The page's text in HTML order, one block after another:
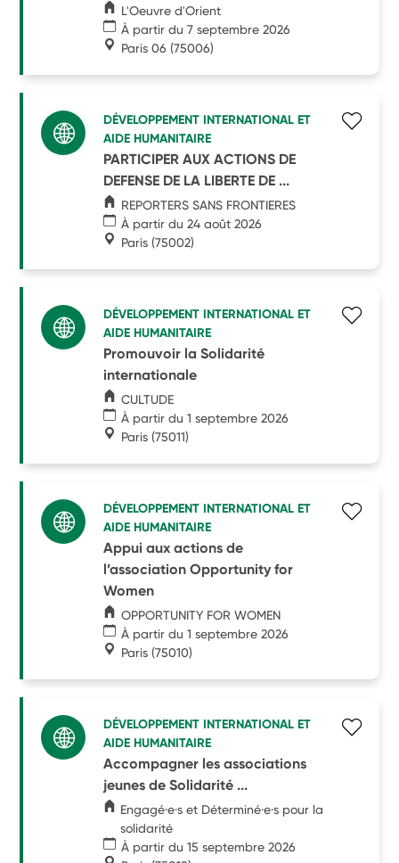
L'Oeuvre d'Orient
À partir du 7 septembre 2026
Paris 06 (75006)
DÉVELOPPEMENT INTERNATIONAL ET
AIDE HUMANITAIRE
PARTICIPER AUX ACTIONS DE
DEFENSE DE LA LIBERTE DE ...
REPORTERS SANS FRONTIERES
À partir du 24 août 2026
Paris (75002)
DÉVELOPPEMENT INTERNATIONAL ET
AIDE HUMANITAIRE
Promouvoir la Solidarité
internationale
CULTUDE
À partir du 1 septembre 2026
Paris (75011)
DÉVELOPPEMENT INTERNATIONAL ET
AIDE HUMANITAIRE
Appui aux actions de
l’association Opportunity for
Women
OPPORTUNITY FOR WOMEN
À partir du 1 septembre 2026
Paris (75010)
DÉVELOPPEMENT INTERNATIONAL ET
AIDE HUMANITAIRE
Accompagner les associations
jeunes de Solidarité ...
Engagé·e·s et Déterminé·e·s pour la
solidarité
À partir du 15 septembre 2026